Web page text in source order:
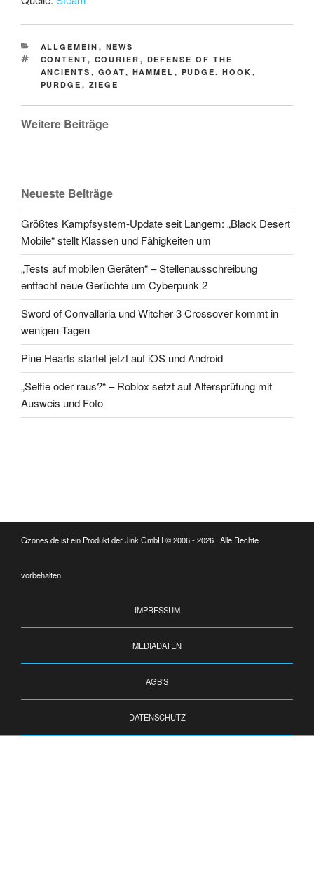
CATEGORIES
ALLGEMEIN , NEWS
TAGS
CONTENT, COURIER , DEFENSE OF THE
ANCIENTS , GOAT, HAMMEL , PUDGE. HOOK ,
PURDGE , ZIEGE
Weitere Beiträge
Neueste Beiträge
Größtes Kampfsystem-Update seit Langem: „Black Desert
Mobile“ stellt Klassen und Fähigkeiten um
„Tests auf mobilen Geräten“ – Stellenausschreibung
entfacht neue Gerüchte um Cyberpunk 2
Sword of Convallaria und Witcher 3 Crossover kommt in
wenigen Tagen
Pine Hearts startet jetzt auf iOS und Android
„Selfie oder raus?“ – Roblox setzt auf Altersprüfung mit
Ausweis und Foto
Gzones.de ist ein Produkt der Jink GmbH © 2006 - 2026 | Alle Rechte
vorbehalten
IMPRESSUM
MEDIADATEN
AGB’S
DATENSCHUTZ